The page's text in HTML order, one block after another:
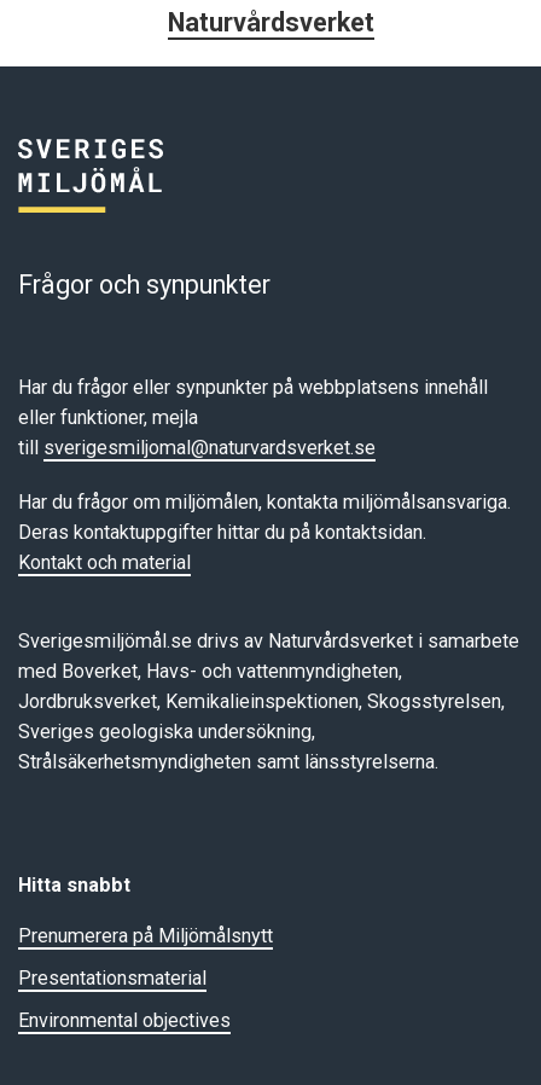
Naturvårdsverket
Frågor och synpunkter
Har du frågor eller synpunkter på webbplatsens innehåll
eller funktioner, mejla
till sverigesmiljomal@naturvardsverket.se
Har du frågor om miljömålen, kontakta miljömålsansvariga.
Deras kontaktuppgifter hittar du på kontaktsidan.
Kontakt och material
Sverigesmiljömål.se drivs av Naturvårdsverket i samarbete
med Boverket, Havs- och vattenmyndigheten,
Jordbruksverket, Kemikalieinspektionen, Skogsstyrelsen,
Sveriges geologiska undersökning,
Strålsäkerhetsmyndigheten samt länsstyrelserna.
Hitta snabbt
Prenumerera på Miljömålsnytt
Presentationsmaterial
Environmental objectives